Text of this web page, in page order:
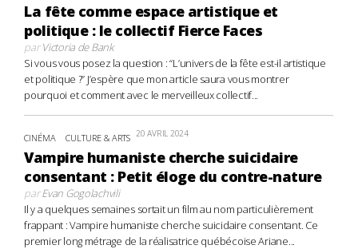
La fête comme espace artistique et
politique : le collectif Fierce Faces
parVictoria de Bank
Si vous vous posez la question : “L’univers de la fête est-il artistique
et politique ?” J’espère que mon article saura vous montrer
pourquoi et comment avec le merveilleux collectif...
CINÉMA CULTURE & ARTS 20 AVRIL 2024
Vampire humaniste cherche suicidaire
consentant : Petit éloge du contre-nature
parEvan Gogolachvili
Il y a quelques semaines sortait un film au nom particulièrement
frappant : Vampire humaniste cherche suicidaire consentant. Ce
premier long métrage de la réalisatrice québécoise Ariane...